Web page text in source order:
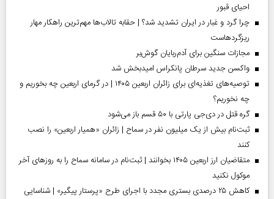
احیای قبور
چرا گرد و غبار در ایران تشدید شد؟ | حقابه تالاب‌ها مهم‌ترین راهکار مهار
ریزگردهاست
مجازات سنگین برای آدم‌ربایان گوش‌بر
واکسن جدید سرطان پانکراس امیدبخش شد
توصیه‌های تغذیه‌ای برای زائران اربعین ۱۴۰۵ | در گرمای اربعین چه بخوریم و
چه نخوریم؟
گره قتل در دی‌جی پارتی با ۵۰ قسم باز می‌شود
ثبت‌نام بیش از یک میلیون نفر در سماح | زائران «همیار اربعین» را نصب
کنند
متقاضیان ارز اربعین ۱۴۰۵ بخوانند | ثبت‌نام در سامانه سماح را به روز‌های آخر
موکول نکنید
کاهش ۲۵ درصدی بستری مجدد با اجرای طرح «پرستار پیگیر» | شناسایی